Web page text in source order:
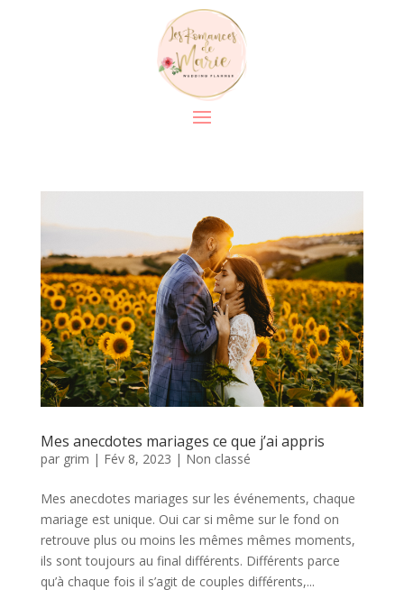
Mes anecdotes mariages ce que j’ai appris
par grim | Fév 8, 2023 | Non classé
Mes anecdotes mariages sur les événements, chaque
mariage est unique. Oui car si même sur le fond on
retrouve plus ou moins les mêmes mêmes moments,
ils sont toujours au final différents. Différents parce
qu’à chaque fois il s’agit de couples différents,...